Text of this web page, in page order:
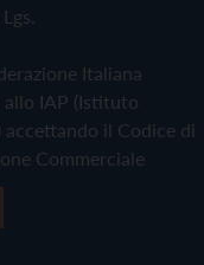
Italiana
IAP (Istituto
il Codice di
Commerciale